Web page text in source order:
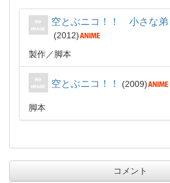
空とぶニコ！！ 小さな弟
2012
製作
脚本
空とぶニコ！！ 2009
脚本
コメント